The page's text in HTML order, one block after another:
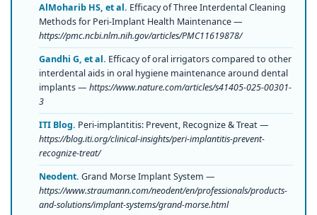
AlMoharib HS, et al. Efficacy of Three Interdental Cleaning
Methods for Peri-Implant Health Maintenance —
https://pmc.ncbi.nlm.nih.gov/articles/PMC11619878/
Gandhi G, et al. Efficacy of oral irrigators compared to other
interdental aids in oral hygiene maintenance around dental
implants — https://www.nature.com/articles/s41405-025-00301-
3
ITI Blog. Peri-implantitis: Prevent, Recognize & Treat —
https://blog.iti.org/clinical-insights/peri-implantitis-prevent-
recognize-treat/
Neodent. Grand Morse Implant System —
https://www.straumann.com/neodent/en/professionals/products-
and-solutions/implant-systems/grand-morse.html